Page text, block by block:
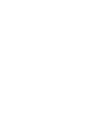
en
uso de
o
se